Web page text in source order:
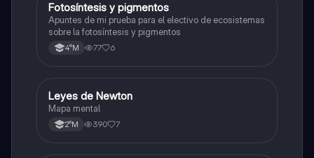
Biología
Fotosíntesis y pigmentos
Apuntes de mi prueba para el electivo de ecosistemas
sobre la fotosíntesis y pigmentos
4°M 77 6
Física
Leyes de Newton
Mapa mental
2°M 390 7